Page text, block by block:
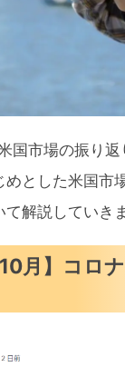
場の向かう先
月】アメリカ
月】米国市場
10月のダウ･ジョ
10月のS&P500
10月の
月】金（ゴール
国市場の振り返
めとした米国市
解説していき
10月】コロ